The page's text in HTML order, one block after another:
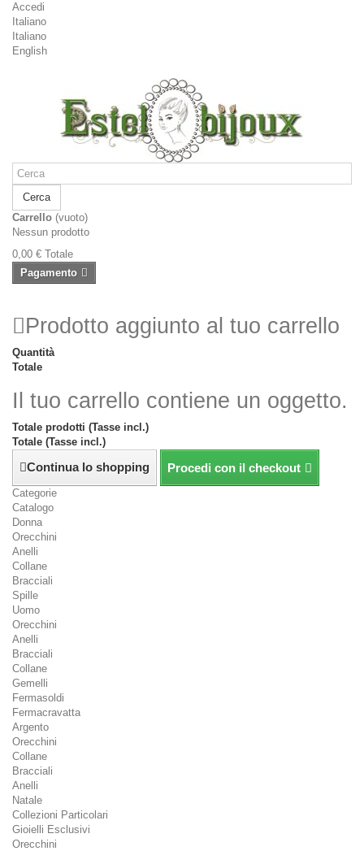
Accedi
Italiano
Italiano
English
Cerca
Carrello (vuoto)
Nessun prodotto
0,00 € Totale
Pagamento
Prodotto aggiunto al tuo carrello
Quantità
Totale
Il tuo carrello contiene un oggetto.
Totale prodotti (Tasse incl.)
Totale (Tasse incl.)
Continua lo shopping Procedi con il checkout
Categorie
Catalogo
Donna
Orecchini
Anelli
Collane
Bracciali
Spille
Uomo
Orecchini
Anelli
Bracciali
Collane
Gemelli
Fermasoldi
Fermacravatta
Argento
Orecchini
Collane
Bracciali
Anelli
Natale
Collezioni Particolari
Gioielli Esclusivi
Orecchini